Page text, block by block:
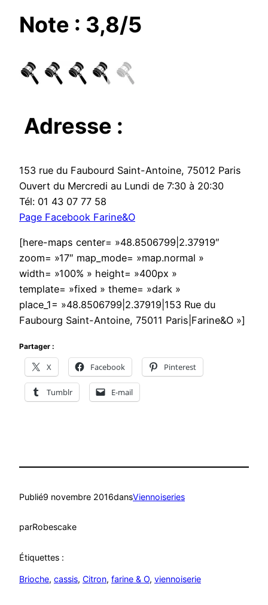
Note : 3,8/5
Adresse :
153 rue du Faubourd Saint-Antoine, 75012 Paris
Ouvert du Mercredi au Lundi de 7:30 à 20:30
Tél: 01 43 07 77 58
Page Facebook Farine&O
[here-maps center= »48.8506799|2.37919″
zoom= »17″ map_mode= »map.normal »
width= »100% » height= »400px »
template= »fixed » theme= »dark »
place_1= »48.8506799|2.37919|153 Rue du
Faubourg Saint-Antoine, 75011 Paris|Farine&O »]
Partager :
X Facebook Pinterest
Tumblr E-mail
Publié9 novembre 2016dansViennoiseries
parRobescake
Étiquettes :
Brioche, cassis, Citron, farine & O, viennoiserie